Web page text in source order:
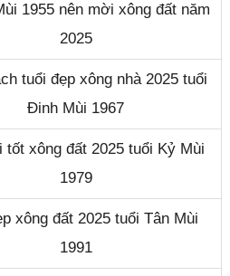
1955 nên mời xông đất năm
2025
tuổi đẹp xông nhà 2025 tuổi
Đinh Mùi 1967
tốt xông đất 2025 tuổi Kỷ Mùi
1979
xông đất 2025 tuổi Tân Mùi
1991